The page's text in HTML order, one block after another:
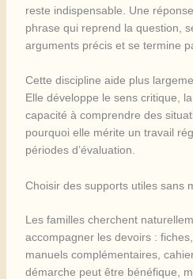
reste indispensable. Une
phrase qui reprend la question,
arguments précis et se termine
Cette discipline aide plus
Elle développe le sens critique,
capacité à comprendre des
pourquoi elle mérite un travail
périodes d’évaluation.
Choisir des supports utiles sans
Les familles cherchent
accompagner les devoirs :
manuels complémentaires,
démarche peut être bénéfique,